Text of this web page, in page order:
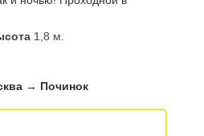
1,8 м.
→ Починок